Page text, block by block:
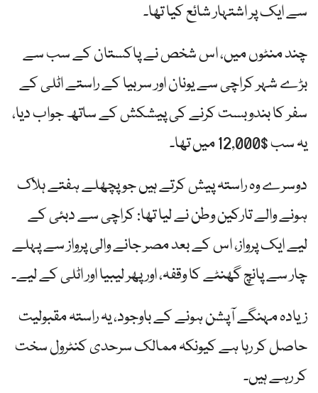
سے ایک پر اشتہار شائع کیا تھا۔
چند منٹوں میں، اس شخص نے پاکستان کے سب سے
بڑے شہر کراچی سے یونان اور سربیا کے راستے اٹلی کے
سفر کا بندوبست کرنے کی پیشکش کے ساتھ جواب دیا،
یہ سب $12,000 میں تھا۔
دوسرے وہ راستہ پیش کرتے ہیں جو پچھلے ہفتے ہلاک
ہونے والے تارکین وطن نے لیا تھا: کراچی سے دبئی کے
لیے ایک پرواز، اس کے بعد مصر جانے والی پرواز سے پہلے
چار سے پانچ گھنٹے کا وقفہ، اور پھر لیبیا اور اٹلی کے لیے۔
زیادہ مہنگے آپشن ہونے کے باوجود، یہ راستہ مقبولیت
حاصل کر رہا ہے کیونکہ ممالک سرحدی کنٹرول سخت
کر رہے ہیں۔